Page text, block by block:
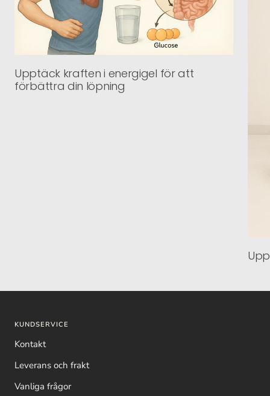
Upptäck kraften i energigel för att
förbättra din löpning
KUNDSERVICE
Kontakt
Leverans och frakt
Vanliga frågor